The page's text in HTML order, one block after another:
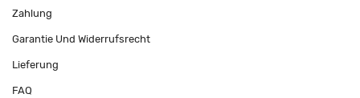
Zahlung
Garantie Und Widerrufsrecht
Lieferung
FAQ